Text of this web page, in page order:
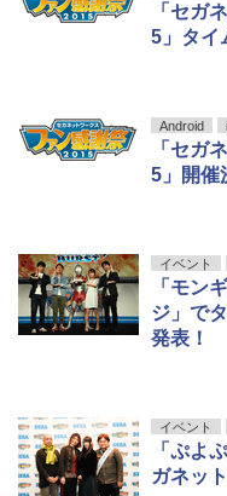
「セガ
5」タイ
Android
「セガ
5」開催
イベント
「モン
ジ」で
発表！
イベント
「ぷよ
ガネッ